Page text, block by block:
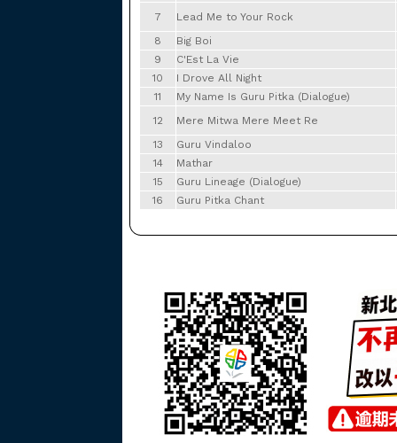
7
Lead Me to Your Rock
8
Big Boi
9
C'Est La Vie
10
I Drove All Night
11
My Name Is Guru Pitka (Dialogue)
12
Mere Mitwa Mere Meet Re
13
Guru Vindaloo
14
Mathar
15
Guru Lineage (Dialogue)
16
Guru Pitka Chant